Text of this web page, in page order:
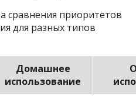
сравнения приоритетов
для разных типов
Домашнее
использование